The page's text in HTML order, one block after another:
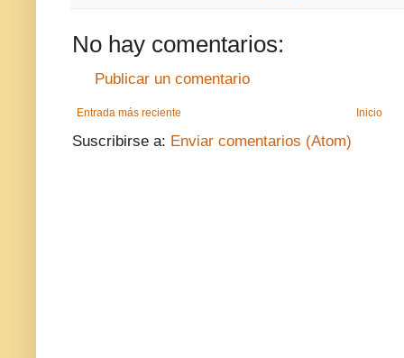
No hay comentarios:
Publicar un comentario
Entrada más reciente Inicio
Suscribirse a: Enviar comentarios (Atom)